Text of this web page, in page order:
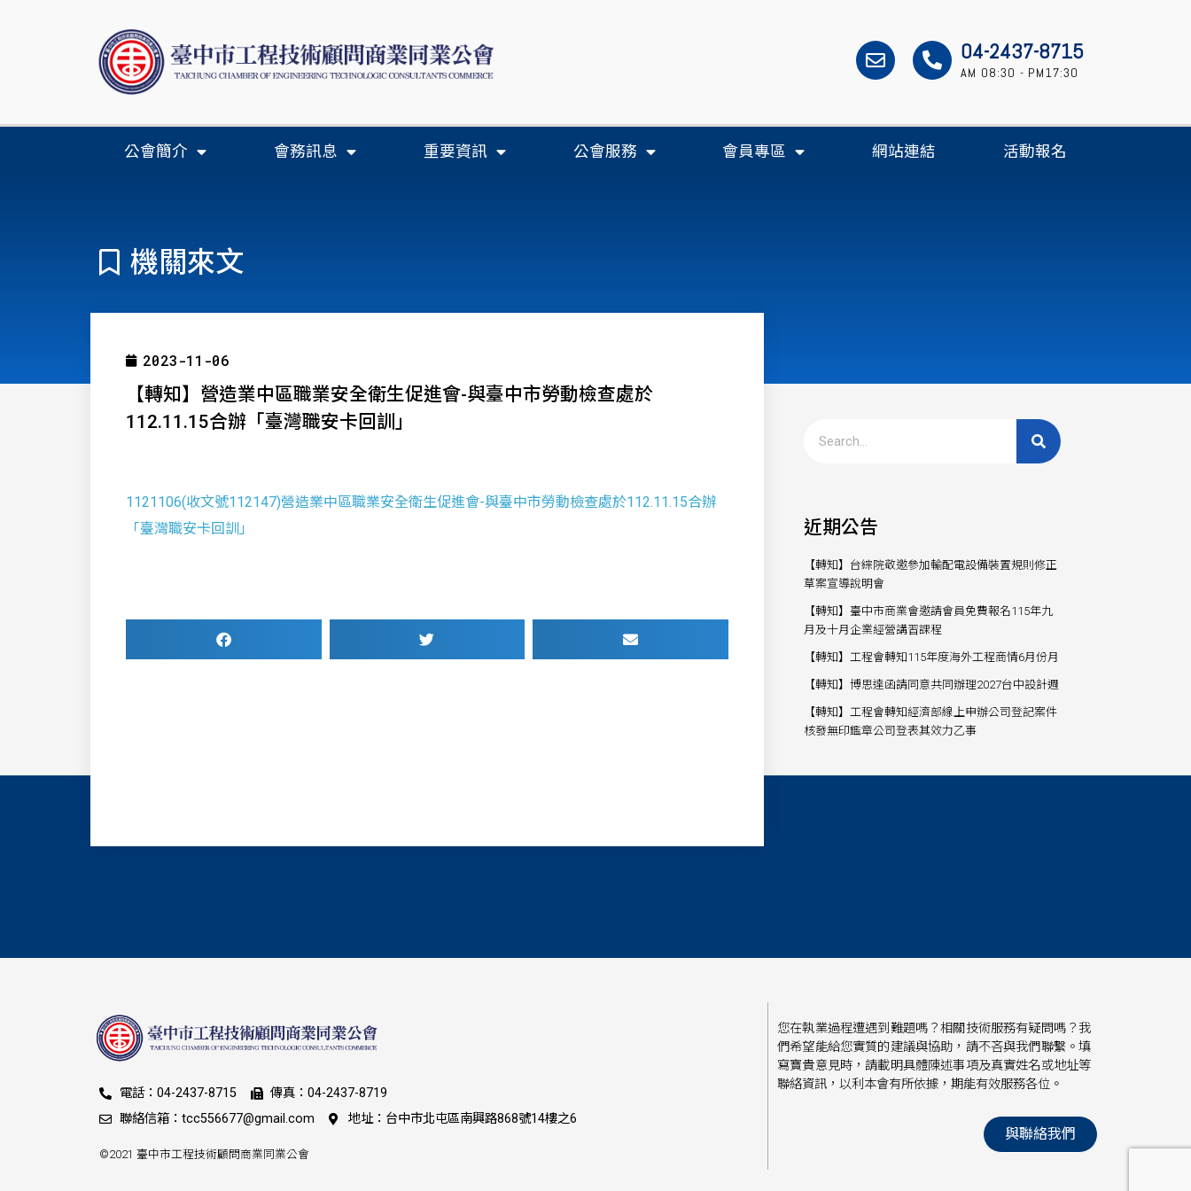
04-2437-8715
AM 08:30 - PM17:30
公會簡介 會務訊息 重要資訊 公會服務 會員專區 網站連結 活動報名
機關來文
2023-11-06
【轉知】營造業中區職業安全衛生促進會-與臺中市勞動檢查處於
112.11.15合辦「臺灣職安卡回訓」
1121106(收文號112147)營造業中區職業安全衛生促進會-與臺中市勞動檢查處於112.11.15合辦
「臺灣職安卡回訓」
近期公告
【轉知】台綜院敬邀參加輸配電設備裝置規則修正
草案宣導說明會
【轉知】臺中市商業會邀請會員免費報名115年九
月及十月企業經營講習課程
【轉知】工程會轉知115年度海外工程商情6月份月
【轉知】博思達函請同意共同辦理2027台中設計週
【轉知】工程會轉知經濟部線上申辦公司登記案件
核發無印鑑章公司登表其效力乙事
電話：04-2437-8715
傳真：04-2437-8719
聯絡信箱：tcc556677@gmail.com
地址：台中市北屯區南興路868號14樓之6
©2021 臺中市工程技術顧問商業同業公會
您在執業過程遭遇到難題嗎？相關技術服務有疑問嗎？我
們希望能給您實質的建議與協助，請不吝與我們聯繫。填
寫寶貴意見時，請載明具體陳述事項及真實姓名或地址等
聯絡資訊，以利本會有所依據，期能有效服務各位。
與聯絡我們